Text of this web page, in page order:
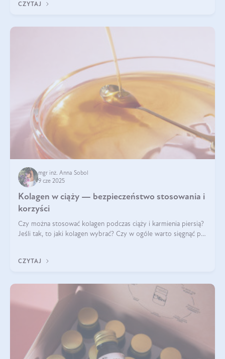
CZYTAJ
mgr inż. Anna Sobol
9 cze 2025
Kolagen w ciąży — bezpieczeństwo stosowania i
korzyści
Czy można stosować kolagen podczas ciąży i karmienia piersią?
Jeśli tak, to jaki kolagen wybrać? Czy w ogóle warto sięgnąć po
CZYTAJ